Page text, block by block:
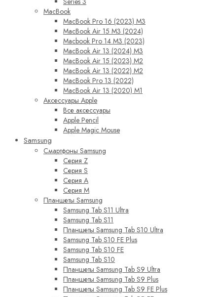
MacBook
MacBook Pro 16 (2023) M3
MacBook Air 15 M3 (2024)
Macbook Pro 14 M3 (2023)
MacBook Air 13 (2024) M3
MacBook Air 15 (2023) M2
MacBook Air 13 (2022) M2
MacBook Pro 13 (2022)
MacBook Air 13 (2020) M1
Аксессуары Apple
Все аксессуары
Apple Pencil
Apple Magic Mouse
Samsung
Смартфоны Samsung
Серия Z
Серия S
Серия A
Серия M
Планшеты Samsung
Samsung Tab S11 Ultra
Samsung Tab S11
Планшеты Samsung Tab S10 Ultra
Samsung Tab S10 FE Plus
Samsung Tab S10 FE
Samsung Tab S10
Планшеты Samsung Tab S9 Ultra
Планшеты Samsung Tab S9 Plus
Планшеты Samsung Tab S9 FE Plus